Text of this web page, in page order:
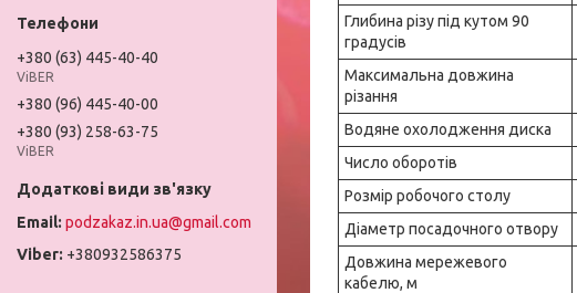
Глибина різу під кутом 90
градусів
Максимальна довжина
різання
Водяне охолодження диска
Число оборотів
Розмір робочого столу
Діаметр посадочного отвору
Довжина мережевого
кабелю, м
+380 (63) 445-40-40
ViBER
+380 (96) 445-40-00
+380 (93) 258-63-75
ViBER
podzakaz.in.ua@gmail.com
+380932586375